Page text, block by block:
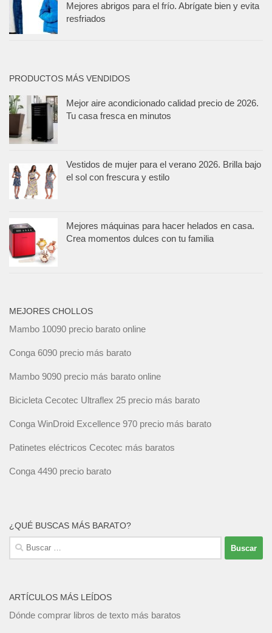
Mejores abrigos para el frío. Abrígate bien y evita
resfriados
PRODUCTOS MÁS VENDIDOS
Mejor aire acondicionado calidad precio de 2026.
Tu casa fresca en minutos
Vestidos de mujer para el verano 2026. Brilla bajo
el sol con frescura y estilo
Mejores máquinas para hacer helados en casa.
Crea momentos dulces con tu familia
MEJORES CHOLLOS
Mambo 10090 precio barato online
Conga 6090 precio más barato
Mambo 9090 precio más barato online
Bicicleta Cecotec Ultraflex 25 precio más barato
Conga WinDroid Excellence 970 precio más barato
Patinetes eléctricos Cecotec más baratos
Conga 4490 precio barato
¿QUÉ BUSCAS MÁS BARATO?
Buscar:
ARTÍCULOS MÁS LEÍDOS
Dónde comprar libros de texto más baratos